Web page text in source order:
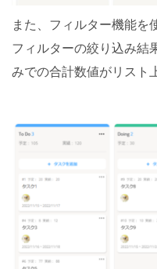
また、フィルター機能を
フィルターの絞り込み結
みでの合計数値がリスト